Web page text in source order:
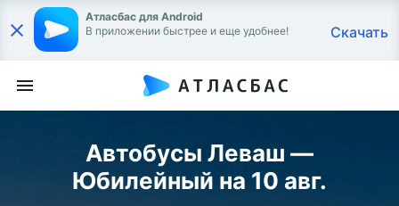
Атласбас для Android
В приложении быстрее и еще удобнее!
Скачать
Автобусы Леваш —
Юбилейный на 10 авг.